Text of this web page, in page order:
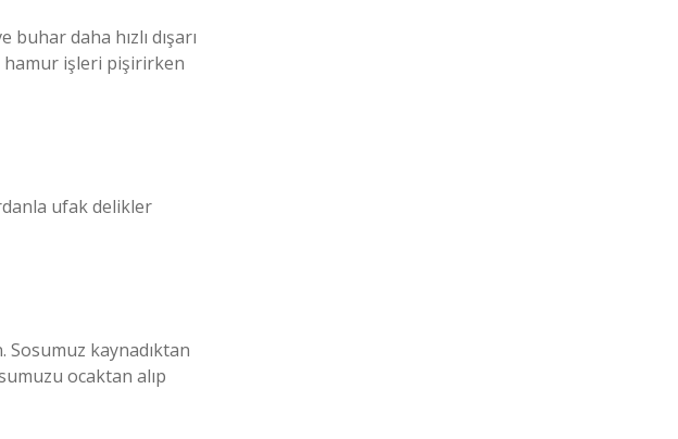
daha hızlı dışarı
hamur işleri pişirirken
ufak delikler
Sosumuz kaynadıktan
ocaktan alıp